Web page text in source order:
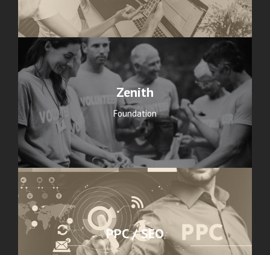
Zenith
Foundation
Zenith Foundation
Człowieczeństwo to obietnica,
którą można spełnić.
PPC / SEO
PPC / SEO
Reklama w Internecie to prosty sposób na zwiększenie
widoczności Marki i poprawę sprzedaży. Niezależnie od formy
(tekstowa, graficzna czy video) oraz kanału (Google, Facebook,